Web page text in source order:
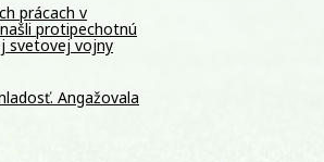
prácach v
protipechotnú
svetovej vojny
Angažovala